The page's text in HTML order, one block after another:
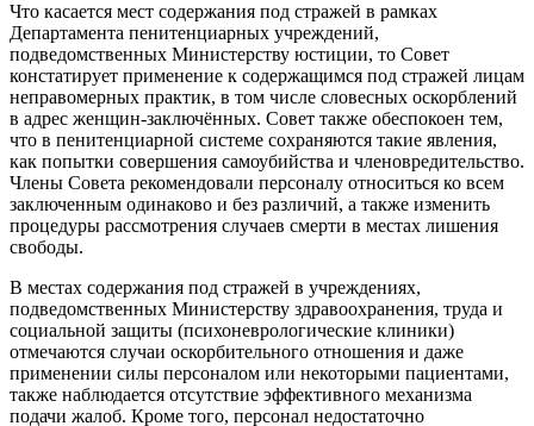
Что касается мест содержания под стражей в рамках
Департамента пенитенциарных учреждений,
подведомственных Министерству юстиции, то Совет
констатирует применение к содержащимся под стражей лицам
неправомерных практик, в том числе словесных оскорблений
в адрес женщин-заключённых. Совет также обеспокоен тем,
что в пенитенциарной системе сохраняются такие явления,
как попытки совершения самоубийства и членовредительство.
Члены Совета рекомендовали персоналу относиться ко всем
заключенным одинаково и без различий, а также изменить
процедуры рассмотрения случаев смерти в местах лишения
свободы.
В местах содержания под стражей в учреждениях,
подведомственных Министерству здравоохранения, труда и
социальной защиты (психоневрологические клиники)
отмечаются случаи оскорбительного отношения и даже
применении силы персоналом или некоторыми пациентами,
также наблюдается отсутствие эффективного механизма
подачи жалоб. Кроме того, персонал недостаточно